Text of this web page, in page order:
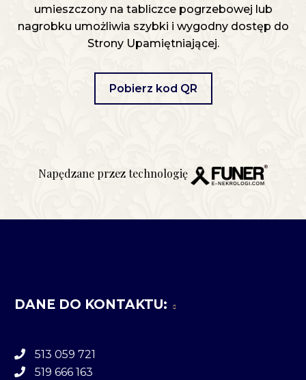
umieszczony na tabliczce pogrzebowej lub
nagrobku umożliwia szybki i wygodny dostęp do
Strony Upamiętniającej.
Pobierz kod QR
Napędzane przez technologię
DANE DO KONTAKTU:
513 059 721
519 666 163